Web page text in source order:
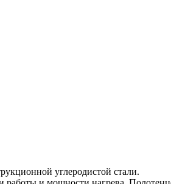
углеродистой стали.